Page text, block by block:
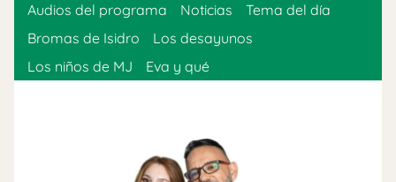
Audios del programa Noticias
Tema del día
Bromas de Isidro
Los desayunos
Los niños de MJ
Eva y qué